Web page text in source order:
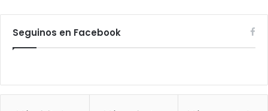
Seguinos en Facebook